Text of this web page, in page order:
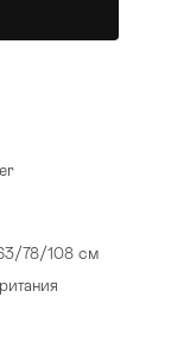
78/108 см